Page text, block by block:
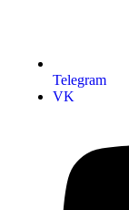
Telegram
VK